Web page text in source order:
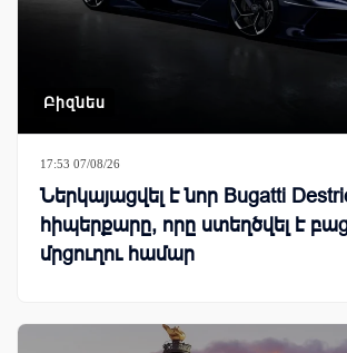
Բիզնես
17:53 07/08/26
Ներկայացվել է նոր Bugatti
հիպերքարը, որը ստեղծվել է
մրցուղու համար